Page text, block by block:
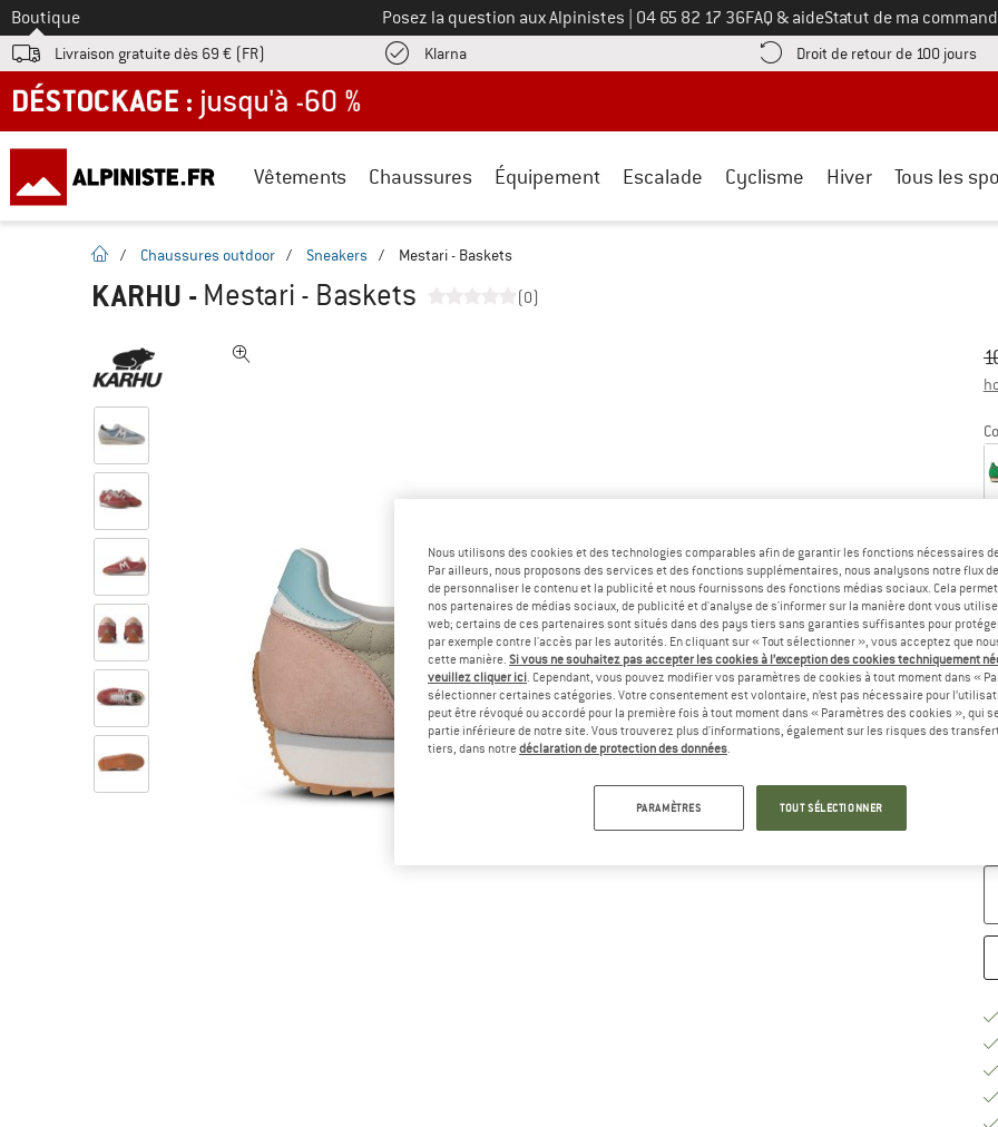
Vers le
Boutique Posez la question aux Alpinistes Appelez-nous au
04 65 82 17 36FAQ & aideStatut de ma
Livraison gratuite dès 69 € (FR) KlarnaTrouve les informations de paiement ici ! Ouvre une boîte d'information
Droit de retour de 100 jours
DÉSTOCKAGE : jusqu'à -60 %
Vêtements Chaussures Équipement Escalade Cyclisme Hiver Tous les
Page d'accueil
/ Chaussures outdoor / Sneakers / Mestari - Baskets
KARHU - Mestari - Baskets (0)
Nous utilisons des cookies et des technologies comparables afin de garantir les fonctions nécessaires
Par ailleurs, nous proposons des services et des fonctions supplémentaires, nous analysons notre flux
de personnaliser le contenu et la publicité et nous fournissons des fonctions médias sociaux. Cela
nos partenaires de médias sociaux, de publicité et d'analyse de s'informer sur la manière dont vous
web; certains de ces partenaires sont situés dans des pays tiers sans garanties suffisantes pour
par exemple contre l'accès par les autorités. En cliquant sur « Tout sélectionner », vous acceptez que
cette manière. Si vous ne souhaitez pas accepter les cookies à l’exception des cookies techniquement
veuillez cliquer ici. Cependant, vous pouvez modifier vos paramètres de cookies à tout moment dans «
sélectionner certaines catégories. Votre consentement est volontaire, n’est pas nécessaire pour
peut être révoqué ou accordé pour la première fois à tout moment dans « Paramètres des cookies », qui
partie inférieure de notre site. Vous trouverez plus d'informations, également sur les risques des
tiers, dans notredéclaration de protection des données.
PARAMÈTRES TOUT SÉLECTIONNER